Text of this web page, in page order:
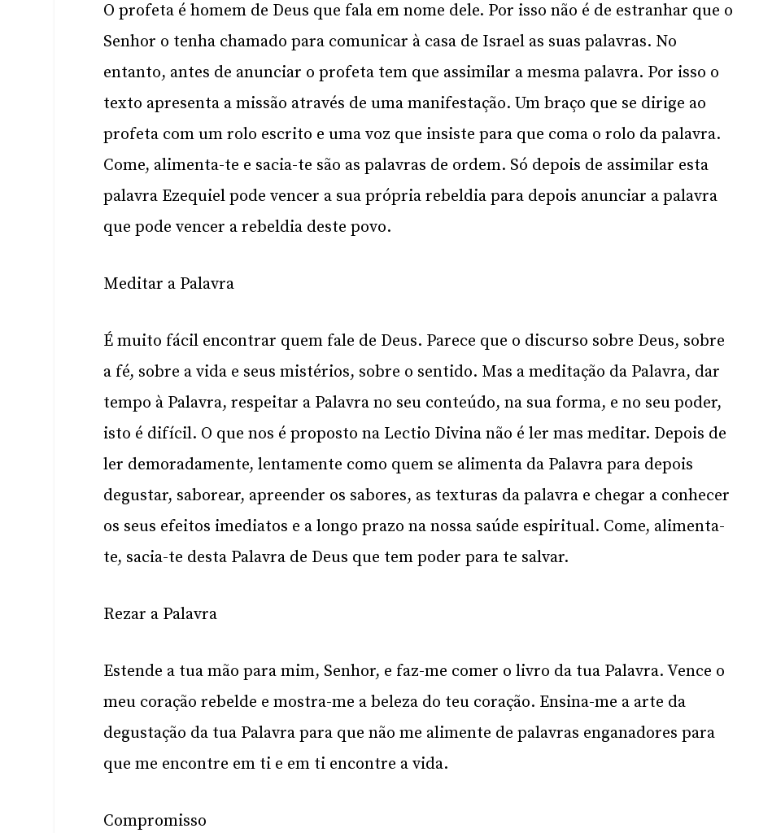
O profeta é homem de Deus que fala em nome dele. Por isso não é de estranhar que o
Senhor o tenha chamado para comunicar à casa de Israel as suas palavras. No
entanto, antes de anunciar o profeta tem que assimilar a mesma palavra. Por isso o
texto apresenta a missão através de uma manifestação. Um braço que se dirige ao
profeta com um rolo escrito e uma voz que insiste para que coma o rolo da palavra.
Come, alimenta-te e sacia-te são as palavras de ordem. Só depois de assimilar esta
palavra Ezequiel pode vencer a sua própria rebeldia para depois anunciar a palavra
que pode vencer a rebeldia deste povo.
Meditar a Palavra
É muito fácil encontrar quem fale de Deus. Parece que o discurso sobre Deus, sobre
a fé, sobre a vida e seus mistérios, sobre o sentido. Mas a meditação da Palavra, dar
tempo à Palavra, respeitar a Palavra no seu conteúdo, na sua forma, e no seu poder,
isto é difícil. O que nos é proposto na Lectio Divina não é ler mas meditar. Depois de
ler demoradamente, lentamente como quem se alimenta da Palavra para depois
degustar, saborear, apreender os sabores, as texturas da palavra e chegar a conhecer
os seus efeitos imediatos e a longo prazo na nossa saúde espiritual. Come, alimenta-
te, sacia-te desta Palavra de Deus que tem poder para te salvar.
Rezar a Palavra
Estende a tua mão para mim, Senhor, e faz-me comer o livro da tua Palavra. Vence o
meu coração rebelde e mostra-me a beleza do teu coração. Ensina-me a arte da
degustação da tua Palavra para que não me alimente de palavras enganadores para
que me encontre em ti e em ti encontre a vida.
Compromisso